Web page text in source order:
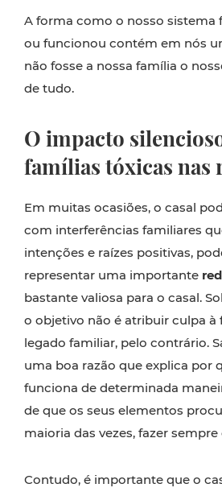
A forma como o nosso sistema
ou funcionou contém em nós
não fosse a nossa família o
de tudo.
O impacto
famílias tóxicas nas
Em muitas ocasiões, o casal
com interferências familiares
intenções e raízes positivas,
representar uma importante
bastante valiosa para o casal.
o objetivo não é atribuir culpa à
legado familiar, pelo contrário.
uma boa razão que explica por
funciona de determinada
de que os seus elementos
maioria das vezes, fazer
Contudo, é importante que o